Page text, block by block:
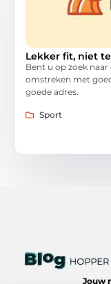
Lekker fit, niet
Bent u op zoek
omstreken met
goede adres.
Sport
Jouw